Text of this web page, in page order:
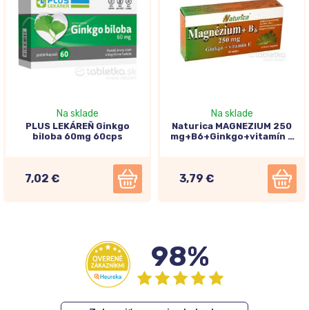
Na sklade
PLUS LEKÁREŇ Ginkgo
biloba 60mg 60cps
7,02 €
Na sklade
Naturica MAGNEZIUM 250
mg+B6+Ginkgo+vitamín E
3,79 €
98%